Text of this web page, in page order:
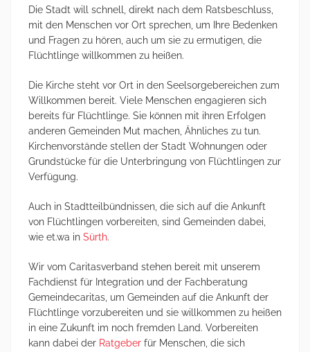
Die Stadt will schnell, direkt nach dem Ratsbeschluss,
mit den Menschen vor Ort sprechen, um Ihre Bedenken
und Fragen zu hören, auch um sie zu ermutigen, die
Flüchtlinge willkommen zu heißen.
Die Kirche steht vor Ort in den Seelsorgebereichen zum
Willkommen bereit. Viele Menschen engagieren sich
bereits für Flüchtlinge. Sie können mit ihren Erfolgen
anderen Gemeinden Mut machen, Ähnliches zu tun.
Kirchenvorstände stellen der Stadt Wohnungen oder
Grundstücke für die Unterbringung von Flüchtlingen zur
Verfügung.
Auch in Stadtteilbündnissen, die sich auf die Ankunft
von Flüchtlingen vorbereiten, sind Gemeinden dabei,
wie et.wa in Sürth.
Wir vom Caritasverband stehen bereit mit unserem
Fachdienst für Integration und der Fachberatung
Gemeindecaritas, um Gemeinden auf die Ankunft der
Flüchtlinge vorzubereiten und sie willkommen zu heißen
in eine Zukunft im noch fremden Land. Vorbereiten
kann dabei der Ratgeber für Menschen, die sich